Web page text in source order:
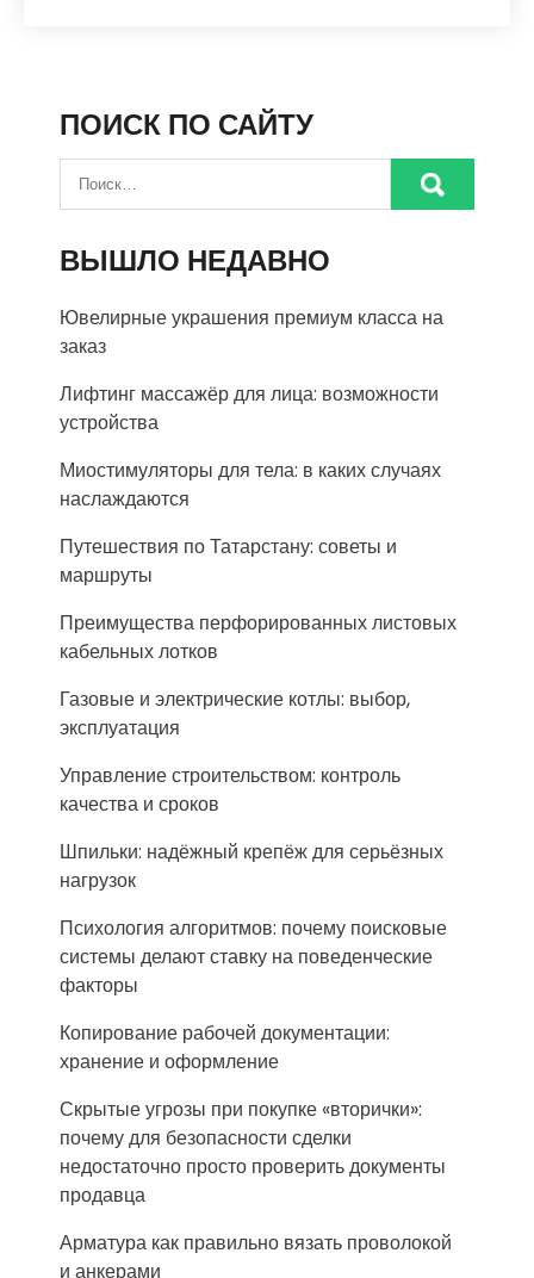
ПОИСК ПО САЙТУ
ВЫШЛО НЕДАВНО
Ювелирные украшения премиум класса на
заказ
Лифтинг массажёр для лица: возможности
устройства
Миостимуляторы для тела: в каких случаях
наслаждаются
Путешествия по Татарстану: советы и
маршруты
Преимущества перфорированных листовых
кабельных лотков
Газовые и электрические котлы: выбор,
эксплуатация
Управление строительством: контроль
качества и сроков
Шпильки: надёжный крепёж для серьёзных
нагрузок
Психология алгоритмов: почему поисковые
системы делают ставку на поведенческие
факторы
Копирование рабочей документации:
хранение и оформление
Скрытые угрозы при покупке «вторички»:
почему для безопасности сделки
недостаточно просто проверить документы
продавца
Арматура как правильно вязать проволокой
и анкерами